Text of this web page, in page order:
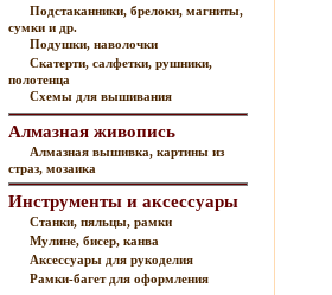
Подстаканники, брелоки, магниты,
сумки и др.
Подушки, наволочки
Скатерти, салфетки, рушники,
полотенца
Схемы для вышивания
Алмазная живопись
Алмазная вышивка, картины из
страз, мозаика
Инструменты и аксессуары
Станки, пяльцы, рамки
Мулине, бисер, канва
Аксессуары для рукоделия
Рамки-багет для оформления